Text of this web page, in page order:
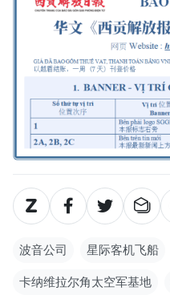
波音公司 星际客机飞船
卡纳维拉尔角太空军基地